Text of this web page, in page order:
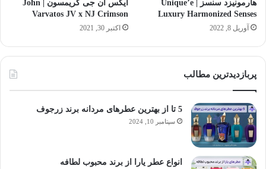
هارمونیزد سنسز | Unique’e
Luxury Harmonized Senses
آوریل 8, 2022
ایکس ان جی کریمسون | John
Varvatos JV x NJ Crimson
اکتبر 30, 2021
پربازدیدترین مطالب
5 تا از بهترین عطرهای مردانه برند زرجوف
سپتامبر 10, 2024
انواع عطر یارا از برند محبوب لطافه